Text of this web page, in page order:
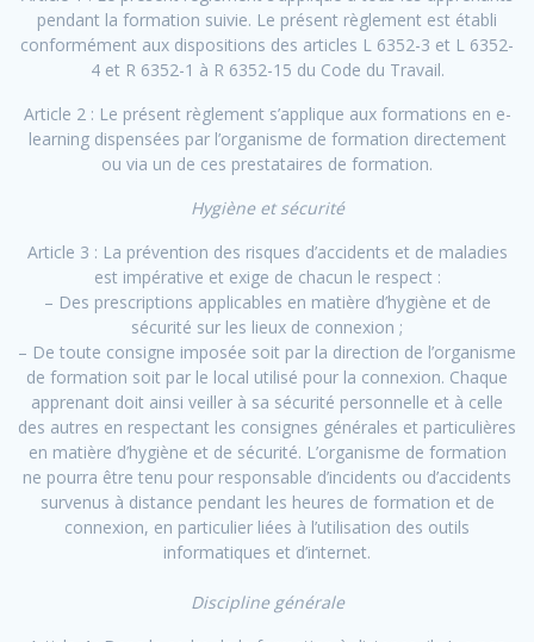
pendant la formation suivie. Le présent règlement est établi
conformément aux dispositions des articles L 6352-3 et L 6352-
4 et R 6352-1 à R 6352-15 du Code du Travail.
Article 2 : Le présent règlement s’applique aux formations en e-
learning dispensées par l’organisme de formation directement
ou via un de ces prestataires de formation.
Hygiène et sécurité
Article 3 : La prévention des risques d’accidents et de maladies
est impérative et exige de chacun le respect :
– Des prescriptions applicables en matière d’hygiène et de
sécurité sur les lieux de connexion ;
– De toute consigne imposée soit par la direction de l’organisme
de formation soit par le local utilisé pour la connexion. Chaque
apprenant doit ainsi veiller à sa sécurité personnelle et à celle
des autres en respectant les consignes générales et particulières
en matière d’hygiène et de sécurité. L’organisme de formation
ne pourra être tenu pour responsable d’incidents ou d’accidents
survenus à distance pendant les heures de formation et de
connexion, en particulier liées à l’utilisation des outils
informatiques et d’internet.
Discipline générale